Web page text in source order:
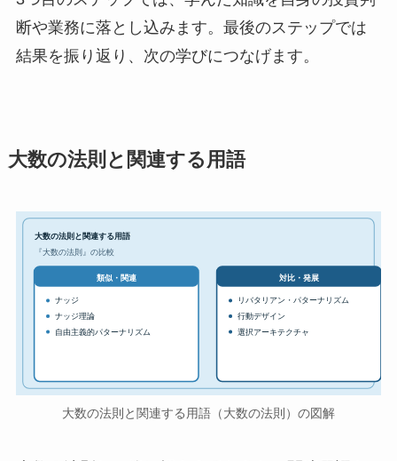
断や業務に落とし込みます。最後のステップでは
結果を振り返り、次の学びにつなげます。
大数の法則と関連する用語
大数の法則と関連する用語
『大数の法則』の比較
類似・関連
ナッジ
ナッジ理論
自由主義的パターナリズム
対比・発展
リバタリアン・パターナリズム
行動デザイン
選択アーキテクチャ
大数の法則と関連する用語（大数の法則）の図解